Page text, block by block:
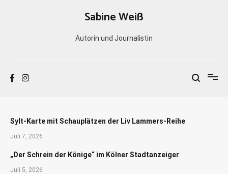
Sabine Weiß
Autorin und Journalistin
Sylt-Karte mit Schauplätzen der Liv Lammers-Reihe
Juli 7, 2026
„Der Schrein der Könige“ im Kölner Stadtanzeiger
Juli 5, 2026